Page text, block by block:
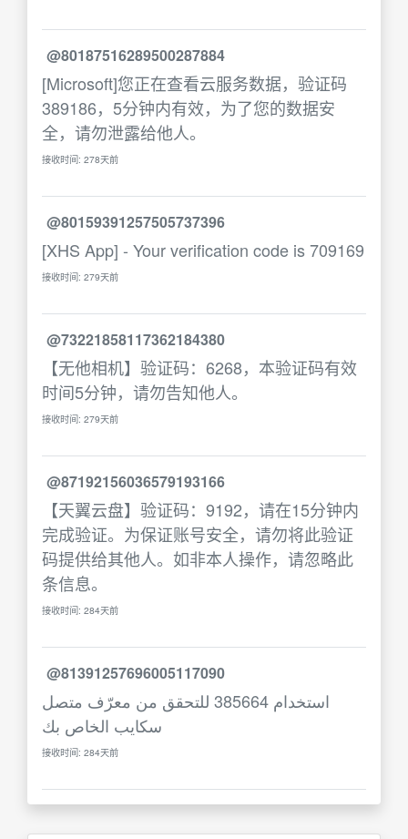
@80187516289500287884
[Microsoft]您正在查看云服务数据，验证码
389186，5分钟内有效，为了您的数据安
全，请勿泄露给他人。
接收时间: 278天前
@80159391257505737396
[XHS App] - Your verification code is 709169
接收时间: 279天前
@73221858117362184380
【无他相机】验证码：6268，本验证码有效
时间5分钟，请勿告知他人。
接收时间: 279天前
@87192156036579193166
【天翼云盘】验证码：9192，请在15分钟内
完成验证。为保证账号安全，请勿将此验证
码提供给其他人。如非本人操作，请忽略此
条信息。
接收时间: 284天前
@81391257696005117090
استخدام 385664 للتحقق من معرّف متصل
سكايب الخاص بك
接收时间: 284天前